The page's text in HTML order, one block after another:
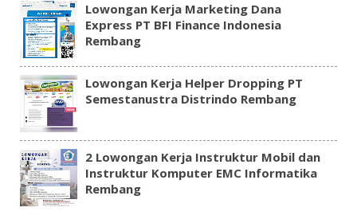
Lowongan Kerja Marketing Dana
Express PT BFI Finance Indonesia
Rembang
Lowongan Kerja Helper Dropping PT
Semestanustra Distrindo Rembang
2 Lowongan Kerja Instruktur Mobil dan
Instruktur Komputer EMC Informatika
Rembang